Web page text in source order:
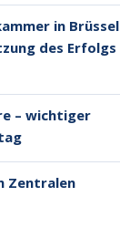
in Brüssel
des Erfolgs
– wichtiger
Zentralen